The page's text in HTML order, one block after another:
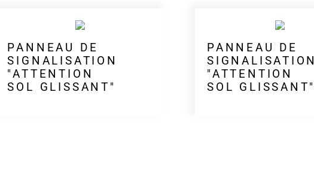
PANNEAU DE
SIGNALISATION
"ATTENTION
SOL GLISSANT"
PANNEAU DE
"ATTENTION
SOL